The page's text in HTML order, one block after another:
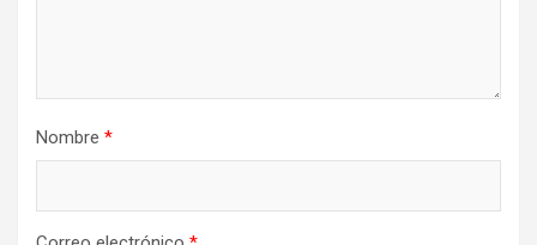
Nombre *